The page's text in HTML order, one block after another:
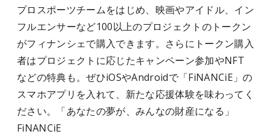
プロスポーツチームをはじめ、映画やアイドル、イン
フルエンサーなど100以上のプロジェクトのトークン
がフィナンシェで購入できます。さらにトークン購入
者はプロジェクトに応じたキャンペーン参加やNFT
などの特典も。ぜひiOSやAndroidで「FiNANCiE」の
スマホアプリを入れて、新たな応援体験を味わってく
ださい。「あなたの夢が、みんなの財産になる」
FiNANCiE